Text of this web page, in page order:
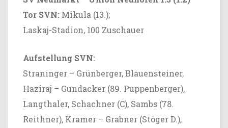
Tor SVN: Mikula (13.);
Laskaj-Stadion, 100 Zuschauer
Aufstellung SVN:
Straninger – Grünberger, Blauensteiner,
Haziraj – Gundacker (89. Puppenberger),
Langthaler, Schachner (C), Sambs (78.
Reithner), Kramer – Grabner (Stöger D.),